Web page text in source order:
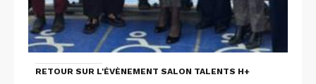
RETOUR SUR L'ÉVÈNEMENT SALON TALENTS H+